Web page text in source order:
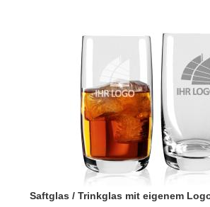
Saftglas / Trinkglas mit eigenem